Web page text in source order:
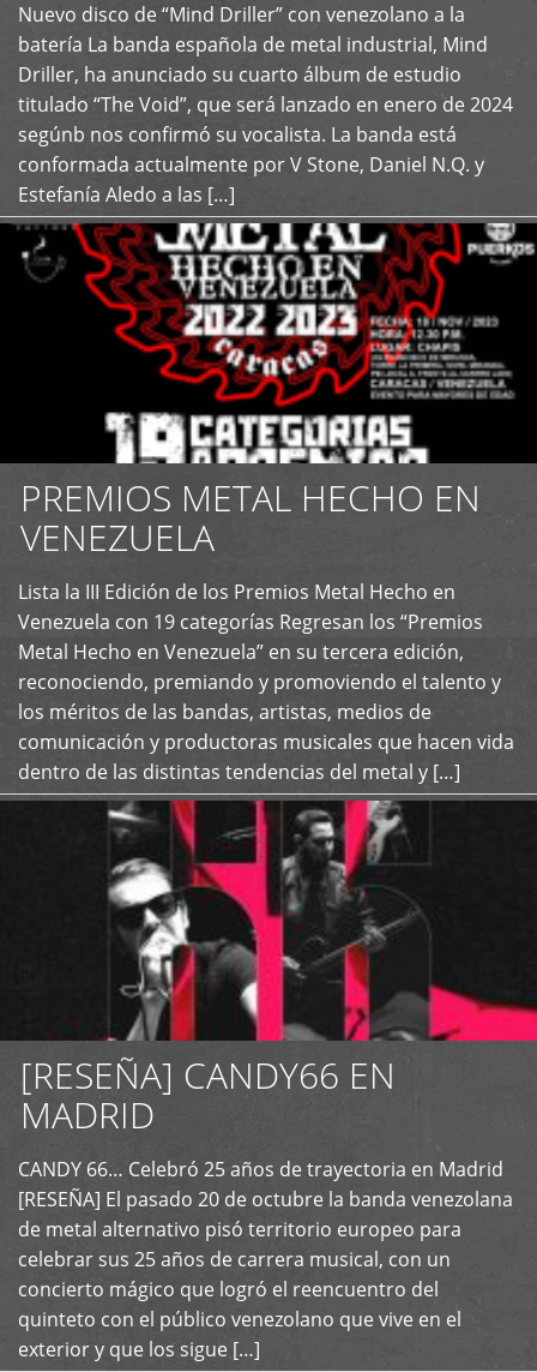
Nuevo disco de “Mind Driller” con venezolano a la
batería La banda española de metal industrial, Mind
Driller, ha anunciado su cuarto álbum de estudio
titulado “The Void”, que será lanzado en enero de 2024
segúnb nos confirmó su vocalista. La banda está
conformada actualmente por V Stone, Daniel N.Q. y
Estefanía Aledo a las […]
+
PREMIOS METAL HECHO EN
VENEZUELA
Lista la III Edición de los Premios Metal Hecho en
Venezuela con 19 categorías Regresan los “Premios
Metal Hecho en Venezuela” en su tercera edición,
reconociendo, premiando y promoviendo el talento y
los méritos de las bandas, artistas, medios de
comunicación y productoras musicales que hacen vida
dentro de las distintas tendencias del metal y […]
+
[RESEÑA] CANDY66 EN
MADRID
CANDY 66… Celebró 25 años de trayectoria en Madrid
[RESEÑA] El pasado 20 de octubre la banda venezolana
de metal alternativo pisó territorio europeo para
celebrar sus 25 años de carrera musical, con un
concierto mágico que logró el reencuentro del
quinteto con el público venezolano que vive en el
exterior y que los sigue […]
+